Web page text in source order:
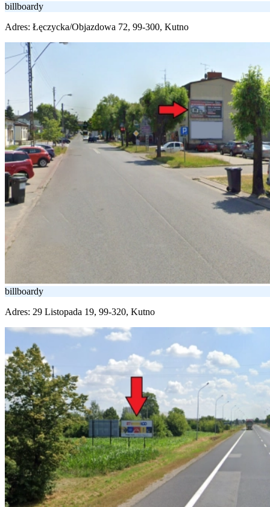
billboardy
Adres: Łęczycka/Objazdowa 72, 99-300, Kutno
billboardy
Adres: 29 Listopada 19, 99-320, Kutno